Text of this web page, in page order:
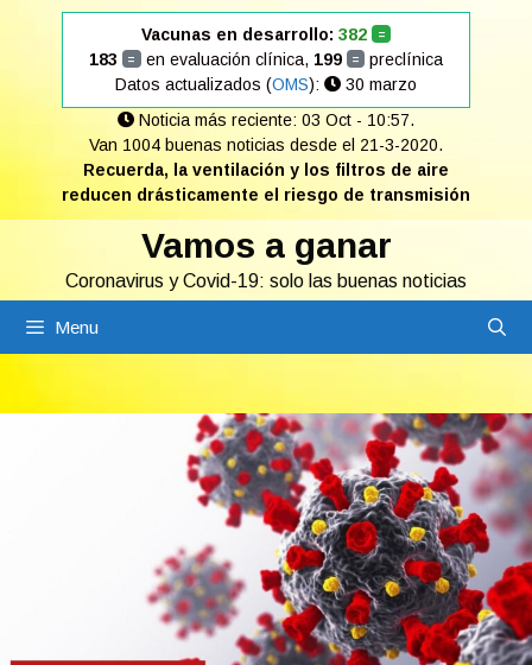
Vacunas en desarrollo: 382 =
183 = en evaluación clínica, 199 = preclínica
Datos actualizados (OMS):
30 marzo
Noticia más reciente: 03 Oct - 10:57.
Van 1004 buenas noticias desde el 21-3-2020.
Recuerda, la ventilación y los filtros de aire
reducen drásticamente el riesgo de transmisión
Vamos a ganar
Coronavirus y Covid-19: solo las buenas noticias
Menu